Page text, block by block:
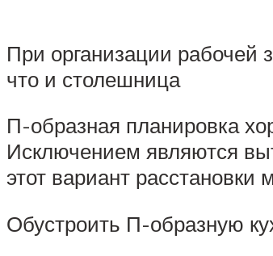
При организации рабочей
что и столешница
П-образная планировка
Исключением являются
этот вариант расстановки
Обустроить П-образную